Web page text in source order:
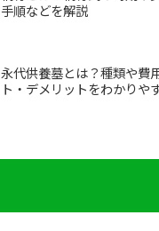
手順などを解説
永代供養墓とは？種類や費
ト・デメリットをわかりや